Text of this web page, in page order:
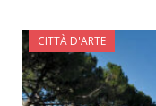
CITTÀ D'ARTE